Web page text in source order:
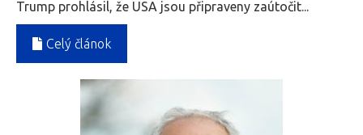
Trump prohlásil, že USA jsou připraveny zaútočit...
Celý článok